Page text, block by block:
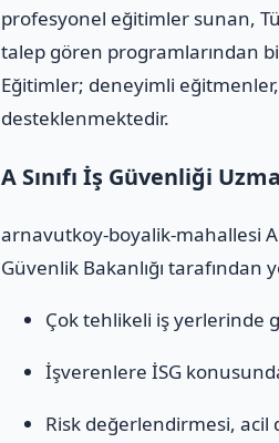
profesyonel eğitimler sunan,
talep gören programlarından
Eğitimler; deneyimli
desteklenmektedir.
A Sınıfı İş Güvenliği
arnavutkoy-boyalik-mahallesi A
Güvenlik Bakanlığı
Çok tehlikeli iş yerlerinde
İşverenlere İSG
Risk değerlendirmesi, acil